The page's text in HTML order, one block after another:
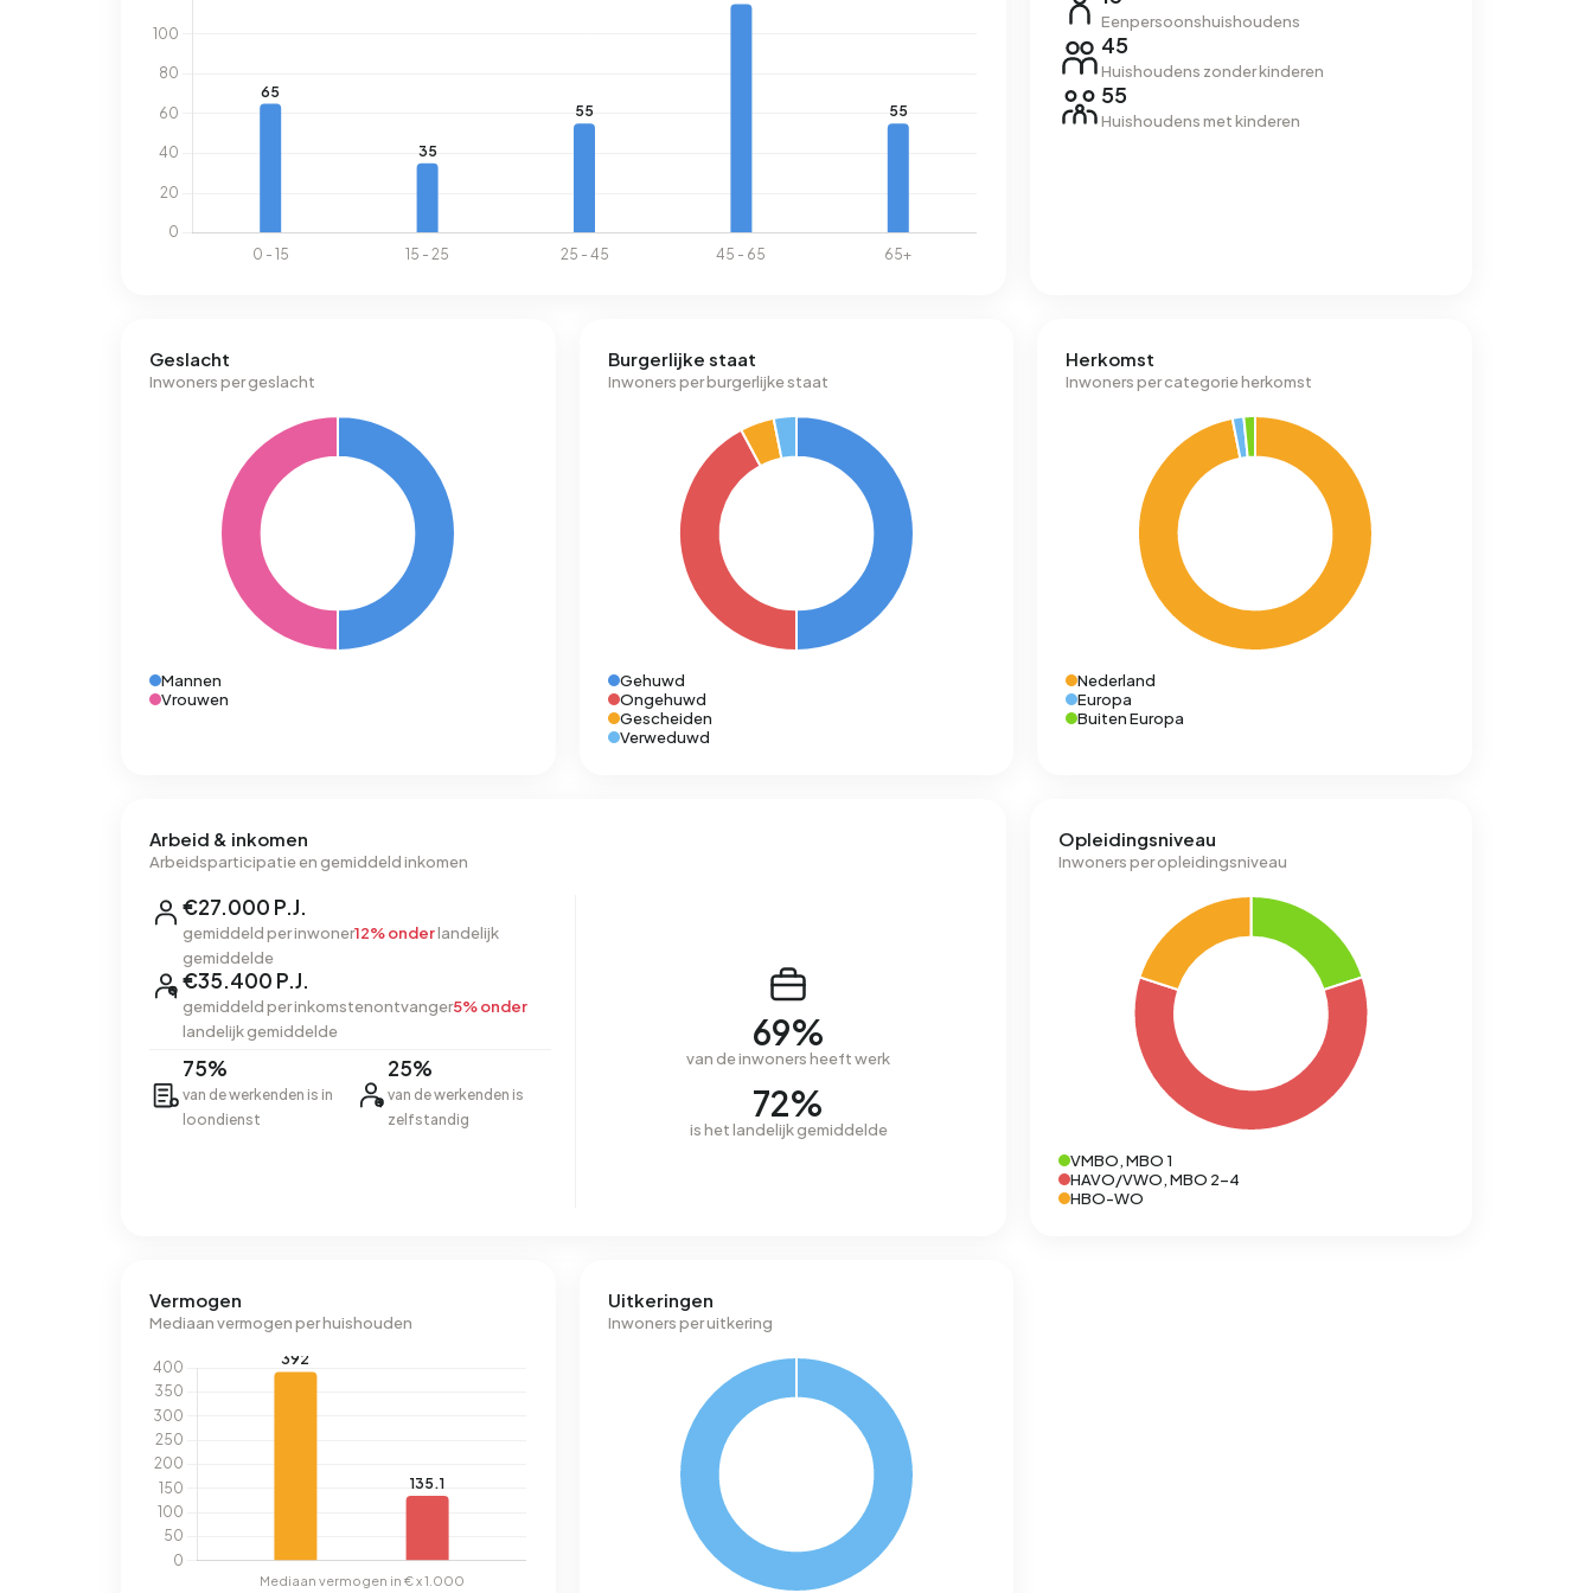
Eenpersoonshuishoudens
45
Huishoudens zonder kinderen
55
Huishoudens met kinderen
Geslacht
Inwoners per geslacht
Mannen
Vrouwen
Burgerlijke staat
Inwoners per burgerlijke staat
Gehuwd
Ongehuwd
Gescheiden
Verweduwd
Herkomst
Inwoners per categorie herkomst
Nederland
Europa
Buiten Europa
Arbeid & inkomen
Arbeidsparticipatie en gemiddeld inkomen
€27.000 P.J.
gemiddeld per inwoner12% onderlandelijk
gemiddelde
€35.400 P.J.
gemiddeld per inkomstenontvanger5% onder
landelijk gemiddelde
75%
van de werkenden is in
loondienst
25%
van de werkenden is
zelfstandig
69%
van de inwoners heeft werk
72%
is het landelijk gemiddelde
Opleidingsniveau
Inwoners per opleidingsniveau
VMBO, MBO 1
HAVO/VWO, MBO 2-4
HBO-WO
Vermogen
Mediaan vermogen per huishouden
Uitkeringen
Inwoners per uitkering